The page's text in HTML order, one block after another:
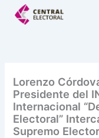
Lorenzo
Presidente del
Internacional
Electoral”
Supremo